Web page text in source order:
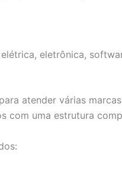
eletrônica,
atender várias
com uma estrutura